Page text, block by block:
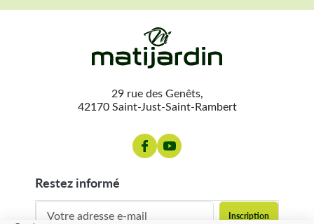
29 rue des Genêts,
42170 Saint-Just-Saint-Rambert
restez informé